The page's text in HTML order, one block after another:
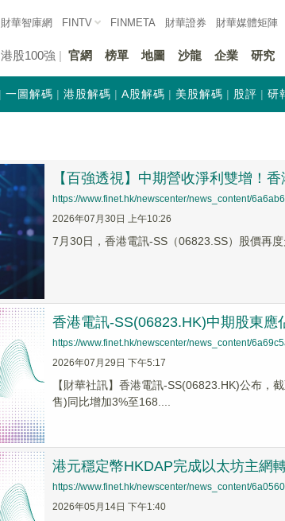
財華智庫網 FINTV FINMETA 財華證券 財華媒體矩陣
港股100強 官網 榜單 地圖 沙龍 企業 研究
一圖解碼 港股解碼 A股解碼 美股解碼 股評 研
【百強透視】中期營收淨利雙增！
https://www.finet.hk/newscenter/news_content/
2026年07月30日 上午10:26
7月30日，香港電訊-SS（06823.SS）股價再
香港電訊-SS(06823.HK)中期股東
https://www.finet.hk/newscenter/news_content/
2026年07月29日 下午5:17
【財華社訊】香港電訊-SS(06823.HK)公布，
售)同比增加3%至168....
港元穩定幣HKDAP完成以太坊主網
https://www.finet.hk/newscenter/news_content/
2026年05月14日 下午1:40